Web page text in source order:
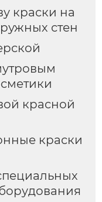
краски на
стен
красной
краски